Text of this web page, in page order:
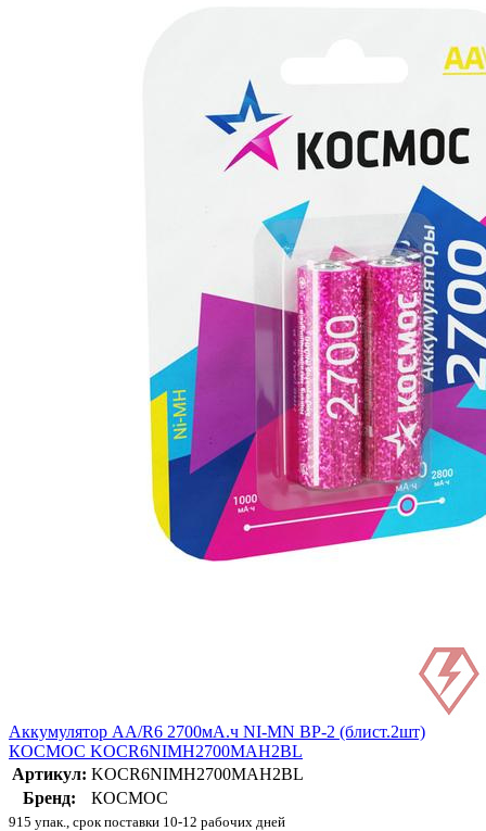
Аккумулятор AA/R6 2700мА.ч NI-MN BP-2 (блист.2шт)
КОСМОС KOCR6NIMH2700MAH2BL
Артикул: KOCR6NIMH2700MAH2BL
Бренд:
КОСМОС
915 упак., срок поставки 10-12 рабочих дней